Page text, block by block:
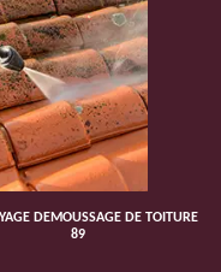
DEMOUSSAGE DE TOITURE
89